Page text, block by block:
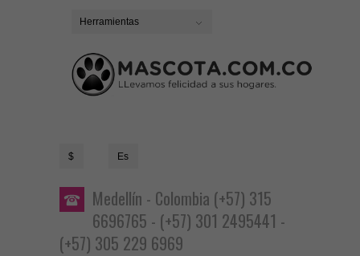
Herramientas
$ Es
Medellín - Colombia (+57) 315
6696765 - (+57) 301 2495441 -
(+57) 305 229 6969